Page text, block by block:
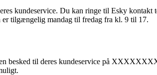
kundeservice. Du kan ringe til Esky
er tilgængelig mandag til fredag ​​fra kl. 9 til 17.
besked til deres kundeservice på